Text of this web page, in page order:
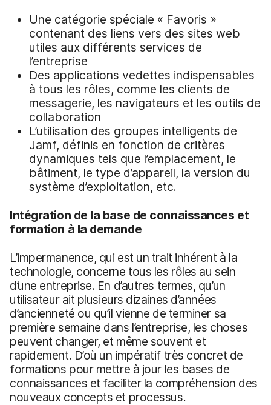
Une catégorie spéciale « Favoris »
contenant des liens vers des sites web
utiles aux différents services de
l’entreprise
Des applications vedettes indispensables
à tous les rôles, comme les clients de
messagerie, les navigateurs et les outils de
collaboration
L’utilisation des groupes intelligents de
Jamf, définis en fonction de critères
dynamiques tels que l’emplacement, le
bâtiment, le type d’appareil, la version du
système d’exploitation, etc.
Intégration de la base de connaissances et
formation à la demande
L’impermanence, qui est un trait inhérent à la
technologie, concerne tous les rôles au sein
d’une entreprise. En d’autres termes, qu’un
utilisateur ait plusieurs dizaines d’années
d’ancienneté ou qu’il vienne de terminer sa
première semaine dans l’entreprise, les choses
peuvent changer, et même souvent et
rapidement. D’où un impératif très concret de
formations pour mettre à jour les bases de
connaissances et faciliter la compréhension des
nouveaux concepts et processus.